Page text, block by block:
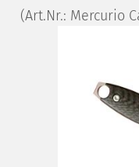
(Art.Nr.: Mercurio